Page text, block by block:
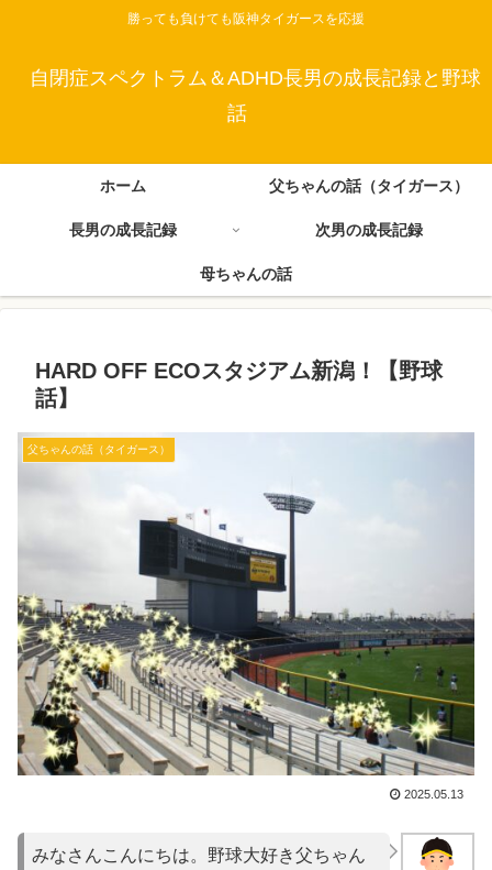
勝っても負けても阪神タイガースを応援
自閉症スペクトラム＆ADHD長男の成長記録と野球
話
ホーム 父ちゃんの話（タイガース）
長男の成長記録 次男の成長記録
母ちゃんの話
HARD OFF ECOスタジアム新潟！【野球
話】
父ちゃんの話（タイガース）
2025.05.13
みなさんこんにちは。野球大好き父ちゃん